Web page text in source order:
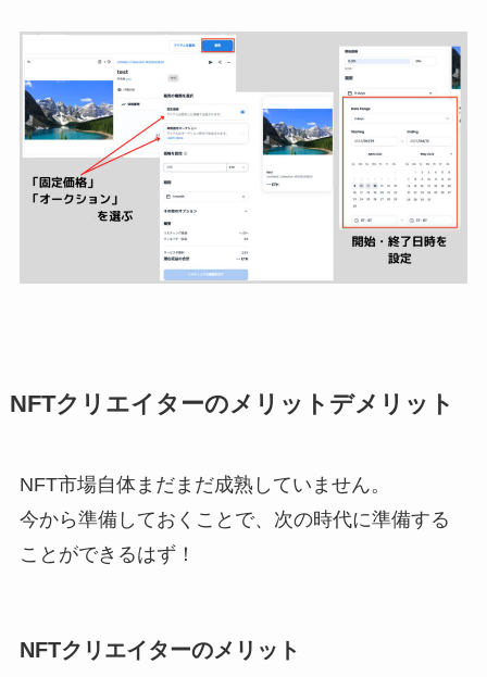
NFTクリエイターのメリットデメリット
NFT市場自体まだまだ成熟していません。
今から準備しておくことで、次の時代に準備する
ことができるはず！
NFTクリエイターのメリット